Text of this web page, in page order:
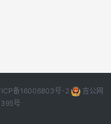
ICP备16006803号-2
吉公网
号